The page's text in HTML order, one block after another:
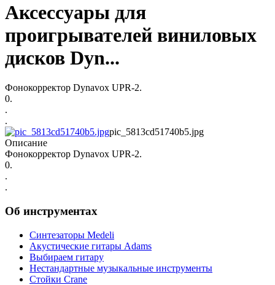
Аксессуары для
проигрывателей виниловых
дисков Dyn...
Фонокорректор Dynavox UPR-2.
0.
.
.
pic_5813cd51740b5.jpg
Описание
Фонокорректор Dynavox UPR-2.
0.
.
.
Об инструментах
Синтезаторы Мedeli
Акустические гитары Adams
Выбираем гитару
Нестандартные музыкальные инструменты
Стойки Crane